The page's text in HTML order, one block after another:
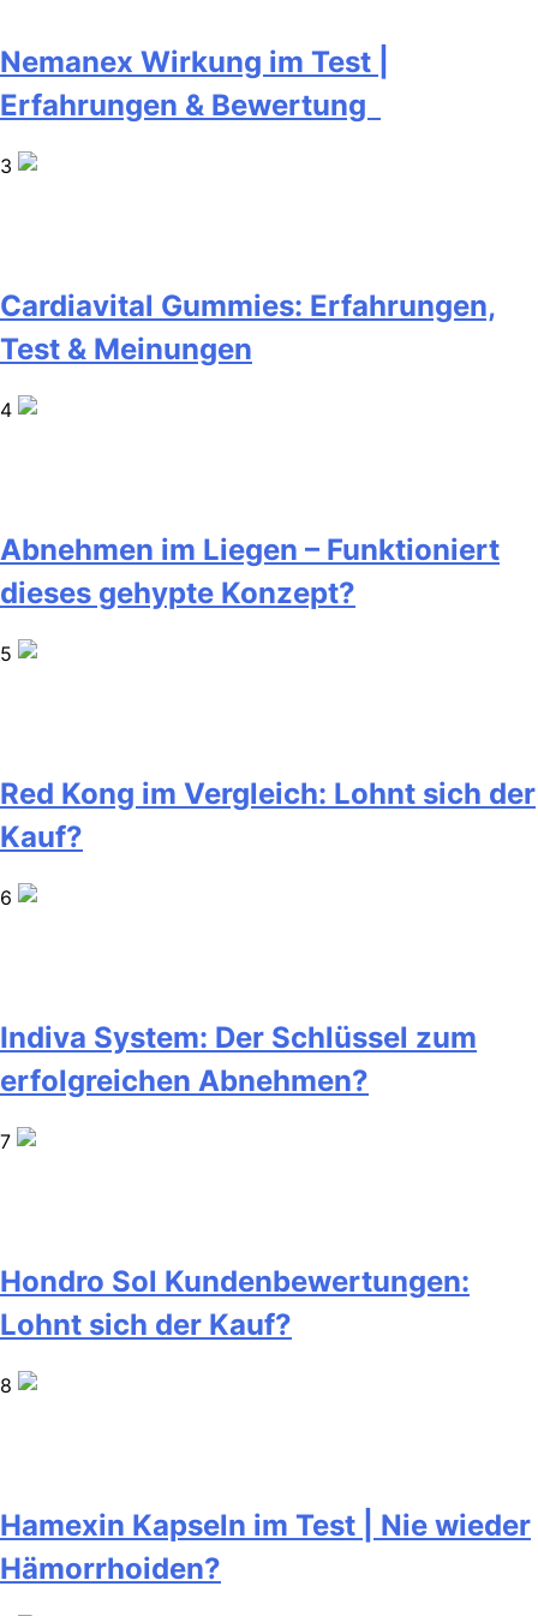
Nemanex Wirkung im Test |
Erfahrungen & Bewertung
3
Cardiavital Gummies: Erfahrungen,
Test & Meinungen
4
Abnehmen im Liegen – Funktioniert
dieses gehypte Konzept?
5
Red Kong im Vergleich: Lohnt sich der
Kauf?
6
Indiva System: Der Schlüssel zum
erfolgreichen Abnehmen?
7
Hondro Sol Kundenbewertungen:
Lohnt sich der Kauf?
8
Hamexin Kapseln im Test | Nie wieder
Hämorrhoiden?